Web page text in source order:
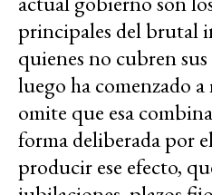
principales del brutal
quienes no cubren sus
luego ha comenzado a
omite que esa
forma deliberada por
producir ese efecto,